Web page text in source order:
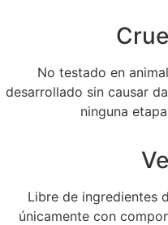
No testado en
desarrollado sin causar
ninguna
Libre de ingredientes
únicamente con